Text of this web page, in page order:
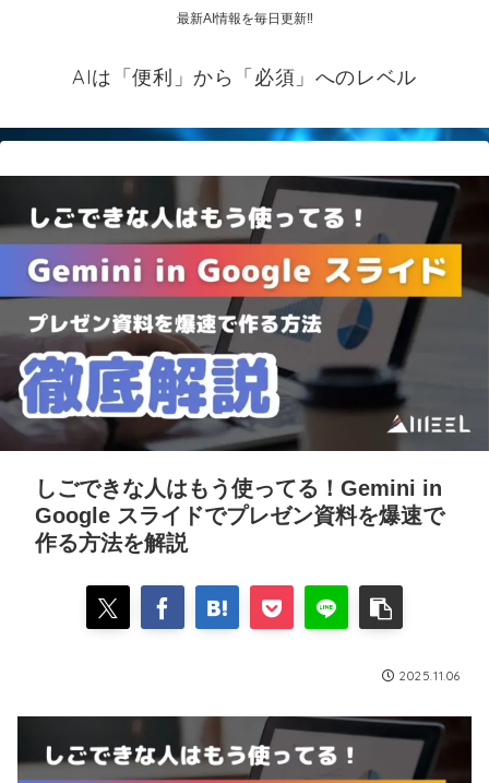
最新AI情報を毎日更新‼
AIは「便利」から「必須」へのレベル
しごできな人はもう使ってる！Gemini in
Google スライドでプレゼン資料を爆速で
作る方法を解説
2025.11.06